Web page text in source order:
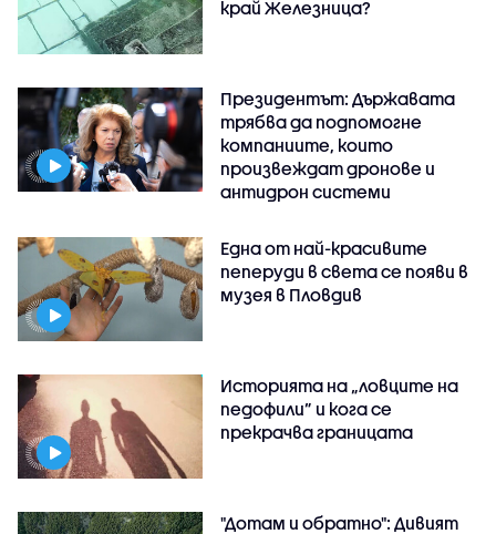
край Железница?
Президентът: Държавата
трябва да подпомогне
компаниите, които
произвеждат дронове и
антидрон системи
Една от най-красивите
пеперуди в света се появи в
музея в Пловдив
Историята на „ловците на
педофили” и кога се
прекрачва границата
"Дотам и обратно": Дивият